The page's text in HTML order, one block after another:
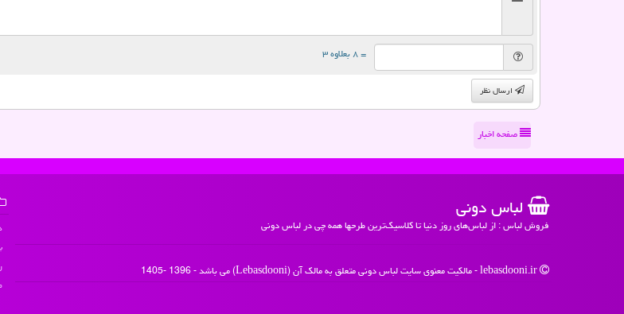
= ۸ بعلاوه ۳
ارسال نظر
صفحه اخبار
لباس دونی
فروش لباس : از لباس‌های روز دنیا تا کلاسیک‌ترین طرحها همه چی در لباس دونی